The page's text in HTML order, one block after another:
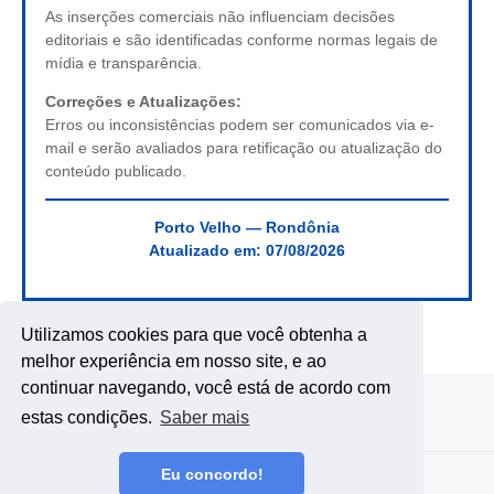
Utilizamos cookies para que você obtenha a
melhor experiência em nosso site, e ao
continuar navegando, você está de acordo com
estas condições. Saber mais
Eu concordo!
As inserções comerciais não influenciam decisões
editoriais e são identificadas conforme normas legais de
mídia e transparência.
Correções e Atualizações:
Erros ou inconsistências podem ser comunicados via e-
mail e serão avaliados para retificação ou atualização do
conteúdo publicado.
Porto Velho — Rondônia
Atualizado em: 07/08/2026